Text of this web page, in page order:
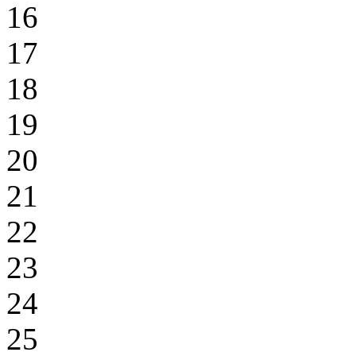
16
17
18
19
20
21
22
23
24
25